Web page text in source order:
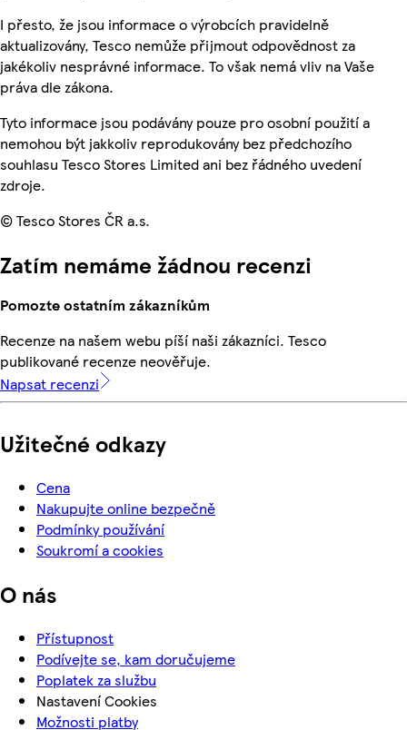
I přesto, že jsou informace o výrobcích pravidelně
aktualizovány, Tesco nemůže přijmout odpovědnost za
jakékoliv nesprávné informace. To však nemá vliv na Vaše
práva dle zákona.
Tyto informace jsou podávány pouze pro osobní použití a
nemohou být jakkoliv reprodukovány bez předchozího
souhlasu Tesco Stores Limited ani bez řádného uvedení
zdroje.
© Tesco Stores ČR a.s.
Zatím nemáme žádnou recenzi
Pomozte ostatním zákazníkům
Recenze na našem webu píší naši zákazníci. Tesco
publikované recenze neověřuje.
Napsat recenzi
Užitečné odkazy
Cena
Nakupujte online bezpečně
Podmínky používání
Soukromí a cookies
O nás
Přístupnost
Podívejte se, kam doručujeme
Poplatek za službu
Nastavení Cookies
Možnosti platby